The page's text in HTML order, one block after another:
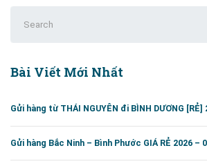
for:
Bài Viết Mới Nhất
Gửi hàng từ THÁI NGUYÊN đi BÌNH DƯƠNG
Gửi hàng Bắc Ninh – Bình Phước GIÁ RẺ 2026 –